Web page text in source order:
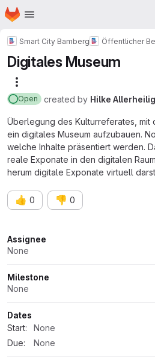
Skip to main content
Homepage
Smart City Bamberg Öffentlicher
Digitales Museum
Open created by Hilke
Überlegung des Kulturreferates, mit
ein digitales Museum aufzubauen.
welche Inhalte präsentiert werden.
reale Exponate in den digitalen
herum digitale Exponate virtuell
👍 0 👎 0
Attributes
Assignee
None
Milestone
None
Dates
Start:
None
Due:
None